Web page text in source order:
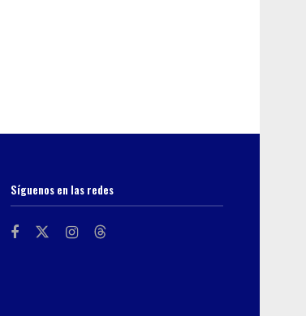
Síguenos en las redes